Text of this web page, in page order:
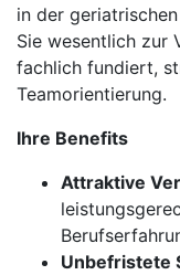
in der
Sie wesentlich zur
fachlich fundiert,
Teamorientierung.
Ihre Benefits
Attraktive
Unbefristete